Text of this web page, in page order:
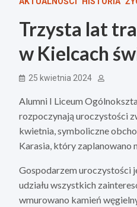
Trzysta lat
w Kielcach
25 kwietnia 2024
Alumni I Liceum
rozpoczynają uroczystości
kwietnia, symboliczne
Karasia, który zaplanowano
Gospodarzem uroczystości
udziału wszystkich
wmurowano kamień